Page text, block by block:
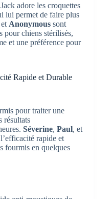
adore les croquettes
lui permet de faire plus
et Anonymous sont
pour chiens stérilisés,
et une préférence pour
Rapide et Durable
pour traiter une
résultats
Séverine, Paul, et
rapide et
fourmis en quelques